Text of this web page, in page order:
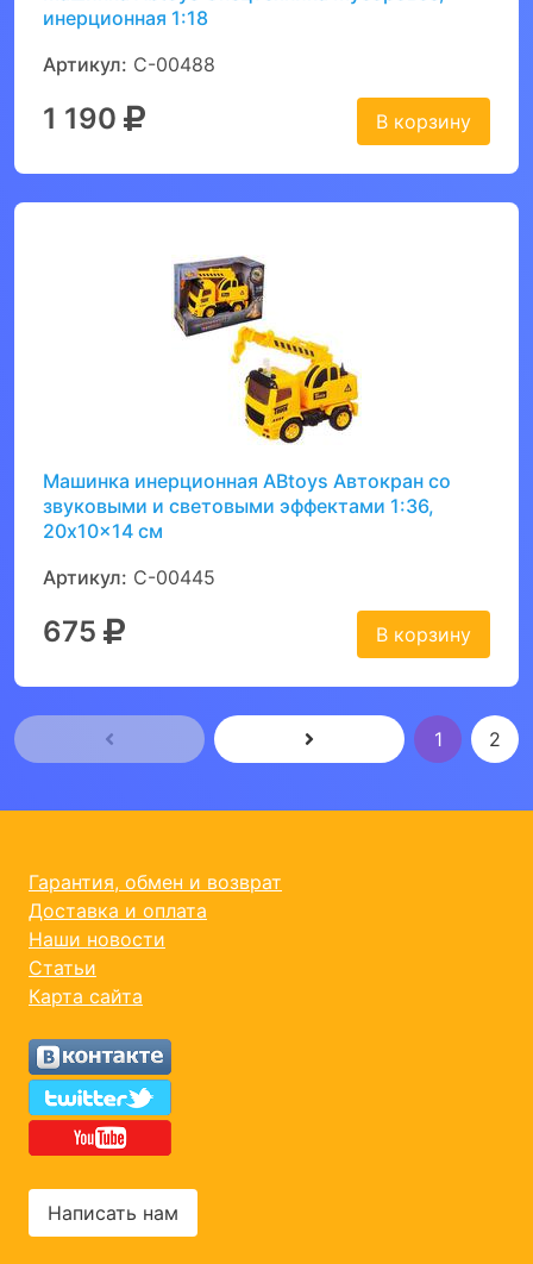
инерционная 1:18
Артикул: C-00488
1 190 В корзину
Машинка инерционная ABtoys Автокран со
звуковыми и световыми эффектами 1:36,
20x10x14 см
Артикул: C-00445
675 В корзину
1 2
Гарантия, обмен и возврат
Доставка и оплата
Наши новости
Статьи
Карта сайта
Написать нам